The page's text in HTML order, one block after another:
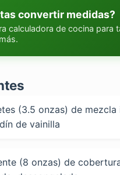
convertir medidas?
calculadora de cocina para
(3.5 onzas) de mezcla
de vainilla
(8 onzas) de